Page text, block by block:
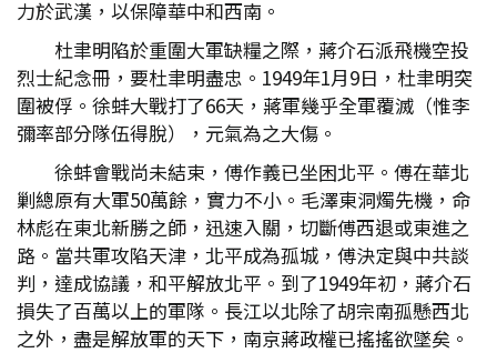
力於武漢，以保障華中和西南。
杜聿明陷於重圍大軍缺糧之際，蔣介石派飛機空投
烈士紀念冊，要杜聿明盡忠。1949年1月9日，杜聿明突
圍被俘。徐蚌大戰打了66天，蔣軍幾乎全軍覆滅（惟李
彌率部分隊伍得脫），元氣為之大傷。
徐蚌會戰尚未結束，傅作義已坐困北平。傅在華北
剿總原有大軍50萬餘，實力不小。毛澤東洞燭先機，命
林彪在東北新勝之師，迅速入關，切斷傅西退或東進之
路。當共軍攻陷天津，北平成為孤城，傅決定與中共談
判，達成協議，和平解放北平。到了1949年初，蔣介石
損失了百萬以上的軍隊。長江以北除了胡宗南孤懸西北
之外，盡是解放軍的天下，南京蔣政權已搖搖欲墜矣。